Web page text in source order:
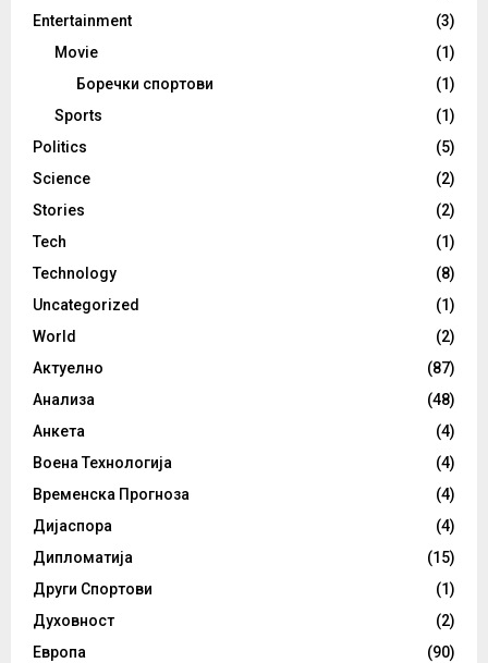
Entertainment
(3)
Movie
(1)
Боречки спортови
(1)
Sports
(1)
Politics
(5)
Science
(2)
Stories
(2)
Tech
(1)
Technology
(8)
Uncategorized
(1)
World
(2)
Актуелно
(87)
Анализа
(48)
Анкета
(4)
Воена Технологија
(4)
Временска Прогноза
(4)
Дијаспора
(4)
Дипломатија
(15)
Други Спортови
(1)
Духовност
(2)
Европа
(90)